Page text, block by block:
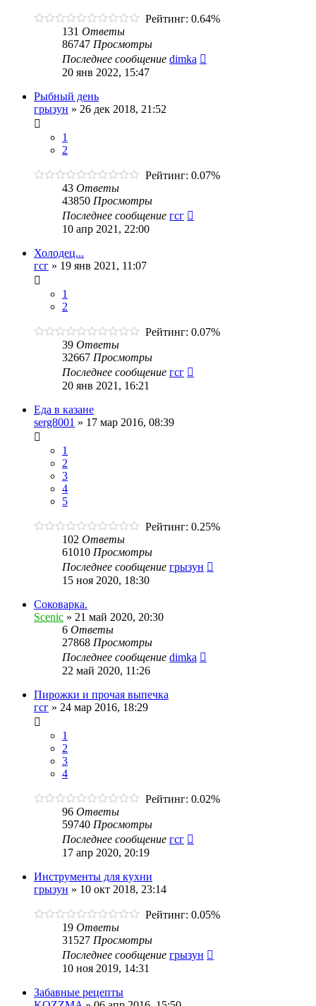
Рейтинг: 0.64%
131 Ответы
86747 Просмотры
Последнее сообщение dimka
20 янв 2022, 15:47
Рыбный день
грызун » 26 дек 2018, 21:52
1
2
Рейтинг: 0.07%
43 Ответы
43850 Просмотры
Последнее сообщение гсг
10 апр 2021, 22:00
Холодец...
гсг » 19 янв 2021, 11:07
1
2
Рейтинг: 0.07%
39 Ответы
32667 Просмотры
Последнее сообщение гсг
20 янв 2021, 16:21
Еда в казане
serg8001 » 17 мар 2016, 08:39
1
2
3
4
5
Рейтинг: 0.25%
102 Ответы
61010 Просмотры
Последнее сообщение грызун
15 ноя 2020, 18:30
Соковарка.
Scenic » 21 май 2020, 20:30
6 Ответы
27868 Просмотры
Последнее сообщение dimka
22 май 2020, 11:26
Пирожки и прочая выпечка
гсг » 24 мар 2016, 18:29
1
2
3
4
Рейтинг: 0.02%
96 Ответы
59740 Просмотры
Последнее сообщение гсг
17 апр 2020, 20:19
Инструменты для кухни
грызун » 10 окт 2018, 23:14
Рейтинг: 0.05%
19 Ответы
31527 Просмотры
Последнее сообщение грызун
10 ноя 2019, 14:31
Забавные рецепты